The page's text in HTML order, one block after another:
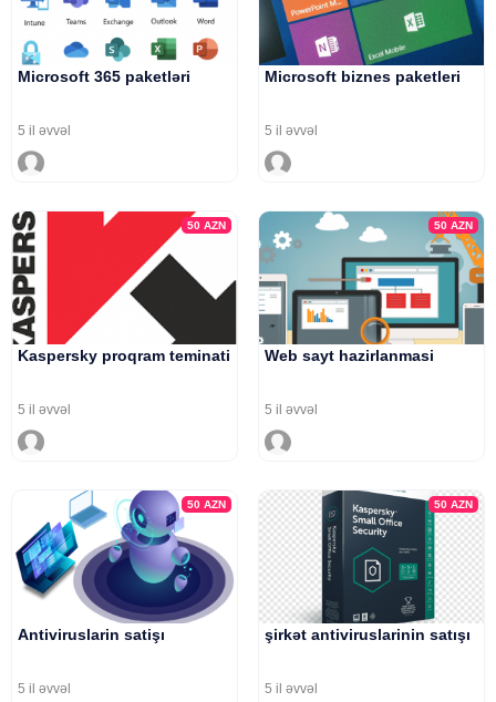
Microsoft 365 paketləri
5 il əvvəl
Microsoft biznes paketleri
5 il əvvəl
50AZN
Kaspersky proqram teminati
5 il əvvəl
50 AZN
Web sayt hazirlanmasi
5 il əvvəl
50AZN
Antiviruslarin satişı
5 il əvvəl
50 AZN
şirkət antiviruslarinin satışı
5 il əvvəl